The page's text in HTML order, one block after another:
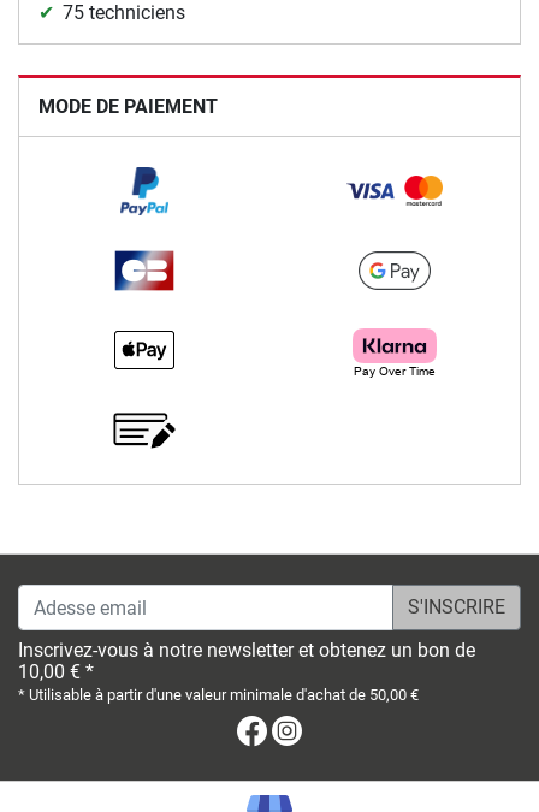
75 techniciens
MODE DE PAIEMENT
Adesse email
Inscrivez-vous à notre newsletter et obtenez un bon de
10,00 € *
* Utilisable à partir d'une valeur minimale d'achat de 50,00 €
Facebook